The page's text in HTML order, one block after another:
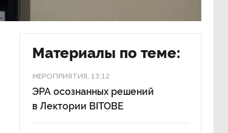
Материалы по теме:
МЕРОПРИЯТИЯ, 13:12
ЭРА осознанных решений
в Лектории BITOBE